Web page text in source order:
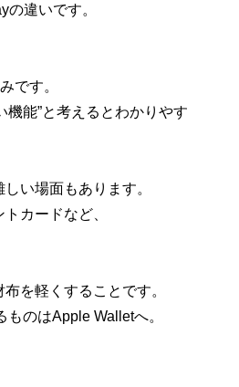
違いです。
です。
機能”と考えるとわかりやす
い場面もあります。
カードなど、
を軽くすることです。
のはApple Walletへ。